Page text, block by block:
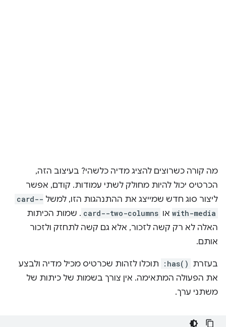
מה קורה כשרוצים להציג מדיה כלשהי? בעיצוב הזה,
הכרטיס יכול להיות מחולק לשתי עמודות. קודם, אפשר
ליצור סוג חדש שמייצג את ההתנהגות הזו, למשל card--
with-media או card--two-columns . שמות הכיתות
האלה לא רק קשה לזכור, אלא גם קשה לתחזק ולזכור
אותם.
בעזרת :has()
תוכלו לזהות שכרטיס מכיל מדיה ולבצע
את הפעולה המתאימה. אין צורך בשמות של כיתות של
משתני ערך.